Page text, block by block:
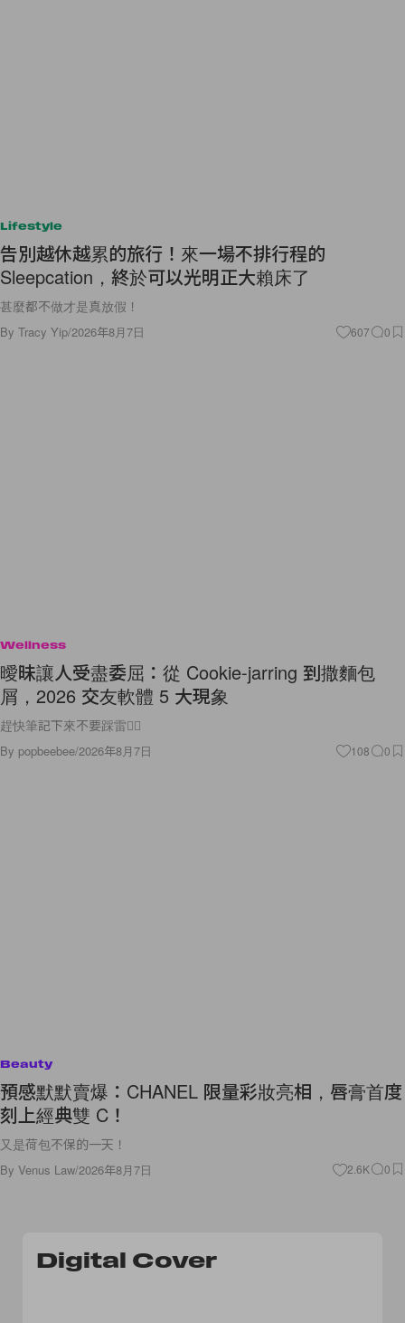
Lifestyle
告別越休越累的旅行！來一場不排行程的
Sleepcation，終於可以光明正大賴床了
甚麼都不做才是真放假！
By Tracy Yip/2026年8月7日 607 0
Wellness
曖昧讓人受盡委屈：從 Cookie-jarring 到撒麵包
屑，2026 交友軟體 5 大現象
趕快筆記下來不要踩雷🙅‍♀️
By popbeebee/2026年8月7日 108 0
Beauty
預感默默賣爆：CHANEL 限量彩妝亮相，唇膏首度
刻上經典雙 C！
又是荷包不保的一天！
By Venus Law/2026年8月7日 2.6K 0
Digital Cover